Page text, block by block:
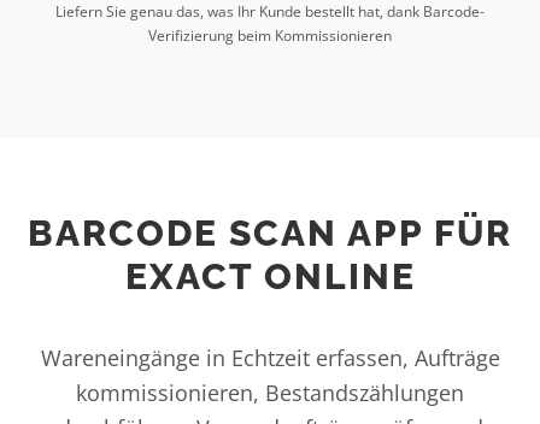
Liefern Sie genau das, was Ihr Kunde bestellt hat, dank Barcode-
Verifizierung beim Kommissionieren
BARCODE SCAN APP FÜR
EXACT ONLINE
Wareneingänge in Echtzeit erfassen, Aufträge
kommissionieren, Bestandszählungen